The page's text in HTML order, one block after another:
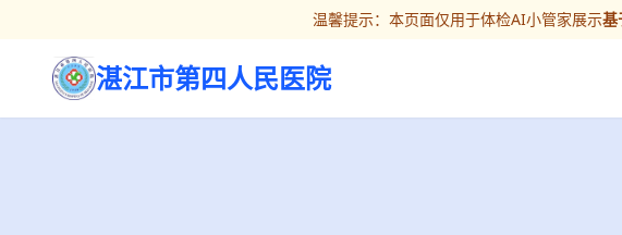
温馨提示：本页面仅用于体检AI小管家展示基
湛江市第四人民医院